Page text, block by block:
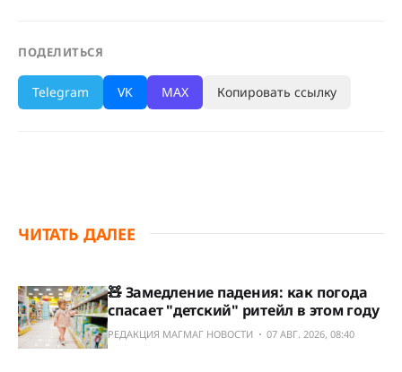
ПОДЕЛИТЬСЯ
Telegram VK MAX Копировать ссылку
ЧИТАТЬ ДАЛЕЕ
🧸 Замедление падения: как погода
спасает "детский" ритейл в этом году
РЕДАКЦИЯ МАГМАГ НОВОСТИ 07 АВГ. 2026, 08:40